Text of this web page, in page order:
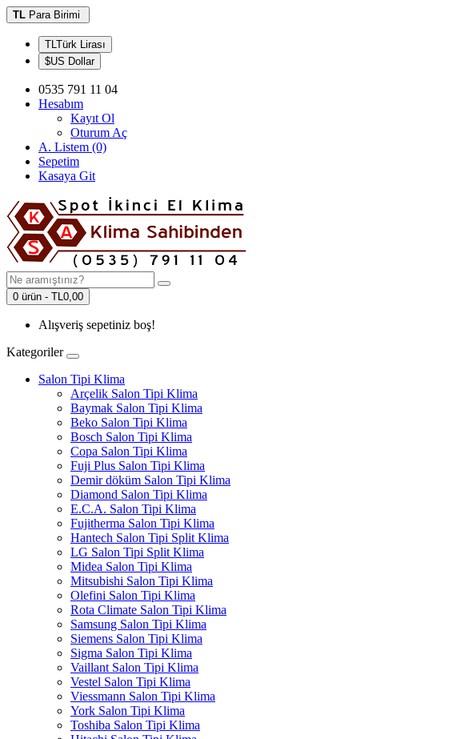
TL Para Birimi
TLTürk Lirası
$US Dollar
0535 791 11 04
Hesabım
Kayıt Ol
Oturum Aç
A. Listem (0)
Sepetim
Kasaya Git
0 ürün - TL0,00
Alışveriş sepetiniz boş!
Kategoriler
Salon Tipi Klima
Arçelik Salon Tipi Klima
Baymak Salon Tipi Klima
Beko Salon Tipi Klima
Bosch Salon Tipi Klima
Copa Salon Tipi Klima
Fuji Plus Salon Tipi Klima
Demir döküm Salon Tipi Klima
Diamond Salon Tipi Klima
E.C.A. Salon Tipi Klima
Fujitherma Salon Tipi Klima
Hantech Salon Tipi Split Klima
LG Salon Tipi Split Klima
Midea Salon Tipi Klima
Mitsubishi Salon Tipi Klima
Olefini Salon Tipi Klima
Rota Climate Salon Tipi Klima
Samsung Salon Tipi Klima
Siemens Salon Tipi Klima
Sigma Salon Tipi Klima
Vaillant Salon Tipi Klima
Vestel Salon Tipi Klima
Viessmann Salon Tipi Klima
York Salon Tipi Klima
Toshiba Salon Tipi Klima